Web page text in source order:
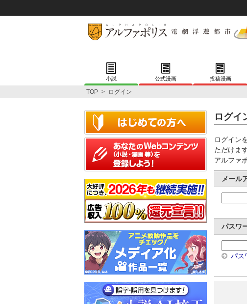
小説 公式漫画 投稿漫画
TOP > ログイン
ログイ
ログイン
ただけます
アルファ
メール
パスワ
パス